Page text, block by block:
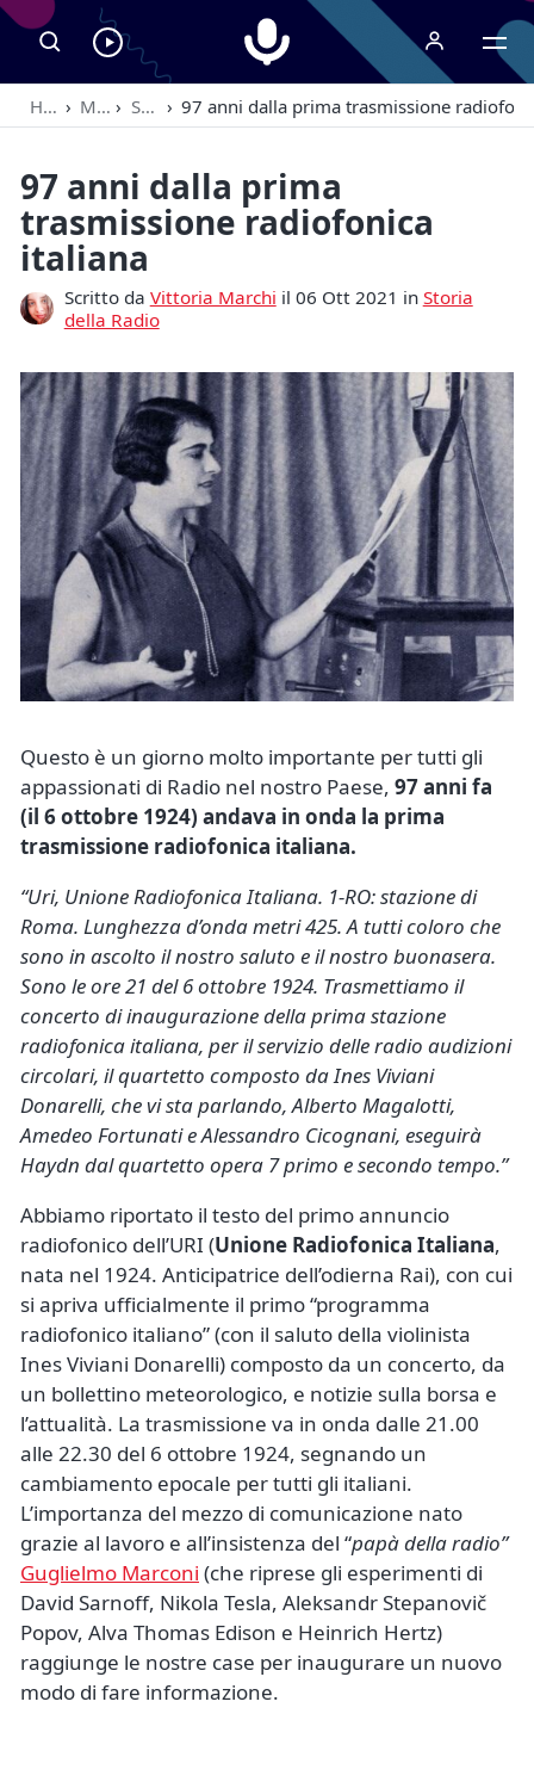
Ascolta
RadioSpeaker
in
Radiospeaker.it
Home › Magazine › Storia della Radio › 97 anni dalla prima trasmissione
97 anni dalla prima
trasmissione radiofonica
italiana
Scritto da Vittoria Marchi il 06 Ott 2021 in Storia
della Radio
Questo è un giorno molto importante per tutti gli
appassionati di Radio nel nostro Paese, 97 anni fa
(il 6 ottobre 1924) andava in onda la prima
trasmissione radiofonica italiana.
“Uri, Unione Radiofonica Italiana. 1-RO: stazione di
Roma. Lunghezza d’onda metri 425. A tutti coloro che
sono in ascolto il nostro saluto e il nostro buonasera.
Sono le ore 21 del 6 ottobre 1924. Trasmettiamo il
concerto di inaugurazione della prima stazione
radiofonica italiana, per il servizio delle radio audizioni
circolari, il quartetto composto da Ines Viviani
Donarelli, che vi sta parlando, Alberto Magalotti,
Amedeo Fortunati e Alessandro Cicognani, eseguirà
Haydn dal quartetto opera 7 primo e secondo tempo.”
Abbiamo riportato il testo del primo annuncio
radiofonico dell’URI (Unione Radiofonica Italiana,
nata nel 1924. Anticipatrice dell’odierna Rai), con cui
si apriva ufficialmente il primo “programma
radiofonico italiano” (con il saluto della violinista
Ines Viviani Donarelli) composto da un concerto, da
un bollettino meteorologico, e notizie sulla borsa e
l’attualità. La trasmissione va in onda dalle 21.00
alle 22.30 del 6 ottobre 1924, segnando un
cambiamento epocale per tutti gli italiani.
L’importanza del mezzo di comunicazione nato
grazie al lavoro e all’insistenza del “papà della radio”
Guglielmo Marconi (che riprese gli esperimenti di
David Sarnoff, Nikola Tesla, Aleksandr Stepanovič
Popov, Alva Thomas Edison e Heinrich Hertz)
raggiunge le nostre case per inaugurare un nuovo
modo di fare informazione.